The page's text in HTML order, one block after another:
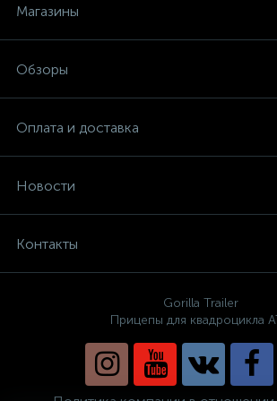
Магазины
Обзоры
Оплата и доставка
Новости
Контакты
Gorilla Trailer
Прицепы для квадроцикла